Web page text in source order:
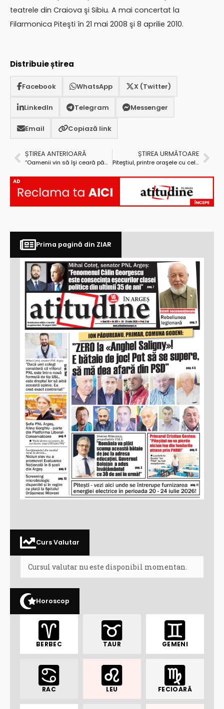
teatrele din Craiova şi Sibiu. A mai concertat la
Filarmonica Piteşti în 21 mai 2008 şi 8 aprilie 2010.
Distribuie știrea
Facebook WhatsApp X (Twitter)
LinkedIn Telegram Messenger
Email Copiază link
ȘTIREA ANTERIOARĂ
“Oamenii vin să îşi ceară pământurile, iar noi nu avem ce să le dăm!”
ȘTIREA URMĂTOARE
Piteştiul, printre oraşele cu cel mai mare tarif la energia termică
AD
Prima pagină din ZIAR
Curs Valutar
Cursul valutar nu este disponibil momentan.
Horoscop
BERBEC TAUR GEMENI
RAC LEU FECIOARĂ